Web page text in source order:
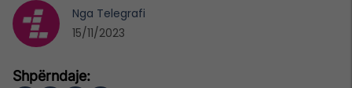
Nga Telegrafi
15/11/2023